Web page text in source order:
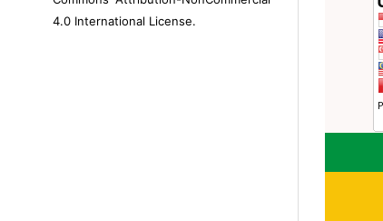
4.0 International License.